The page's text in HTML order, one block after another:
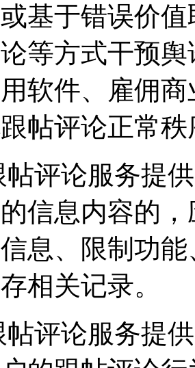
基于错误价
等方式干预
软件、雇佣
帖评论正常
帖评论服务提
信息内容的
息、限制功
相关记录。
帖评论服务提